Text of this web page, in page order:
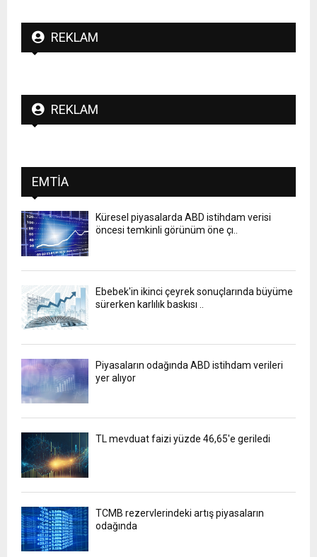
REKLAM
REKLAM
EMTIA
Küresel piyasalarda ABD istihdam verisi
öncesi temkinli görünüm öne çı..
Ebebek'in ikinci çeyrek sonuçlarında büyüme
sürerken karlılık baskısı ..
Piyasaların odağında ABD istihdam verileri
yer alıyor
TL mevduat faizi yüzde 46,65'e geriledi
TCMB rezervlerindeki artış piyasaların
odağında